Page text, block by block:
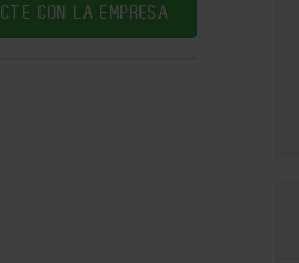
CON LA EMPRESA